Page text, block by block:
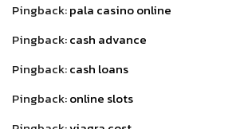
Pingback:pala casino online
Pingback:cash advance
Pingback:cash loans
Pingback:online slots